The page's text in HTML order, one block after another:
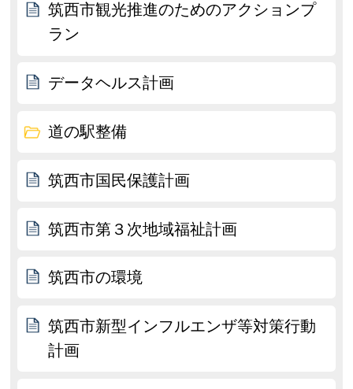
筑西市観光推進のためのアクションプ
ラン
データヘルス計画
道の駅整備
筑西市国民保護計画
筑西市第３次地域福祉計画
筑西市の環境
筑西市新型インフルエンザ等対策行動
計画